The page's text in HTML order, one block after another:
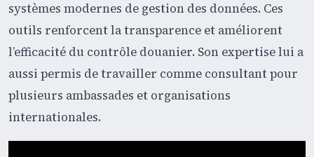
systèmes modernes de gestion des données. Ces
outils renforcent la transparence et améliorent
l’efficacité du contrôle douanier. Son expertise lui a
aussi permis de travailler comme consultant pour
plusieurs ambassades et organisations
internationales.